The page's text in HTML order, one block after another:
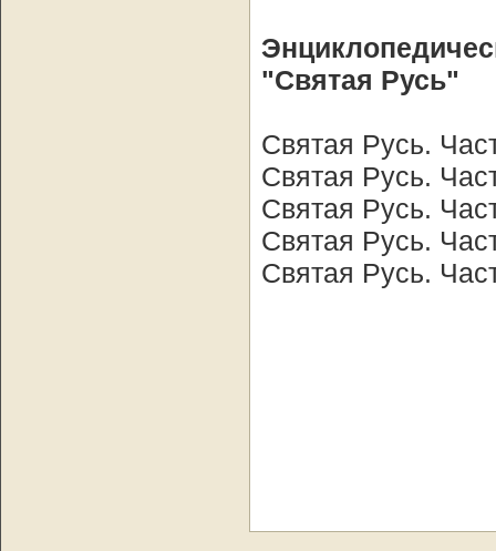
"Святая Русь"
Святая Русь.
Святая Русь.
Святая Русь.
Святая Русь.
Святая Русь.